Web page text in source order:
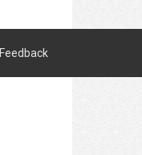
Feedback